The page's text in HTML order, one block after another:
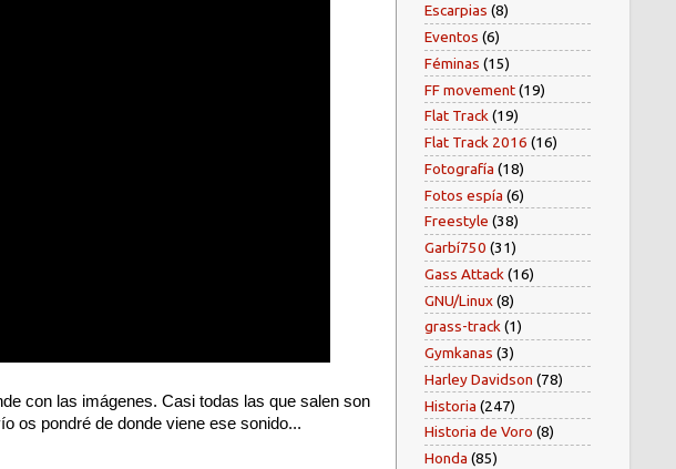
con las imágenes. Casi todas las que salen son
os pondré de donde viene ese sonido...
Escarpias (8)
Eventos (6)
Féminas (15)
FF movement(19)
Flat Track(19)
Flat Track 2016 (16)
Fotografía (18)
Fotos espía (6)
Freestyle (38)
Garbí750 (31)
Gass Attack (16)
GNU/Linux(8)
grass-track(1)
Gymkanas (3)
Harley Davidson (78)
Historia (247)
Historia de Voro (8)
Honda (85)